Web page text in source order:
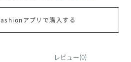
アプリで購入する
レビュー(0)